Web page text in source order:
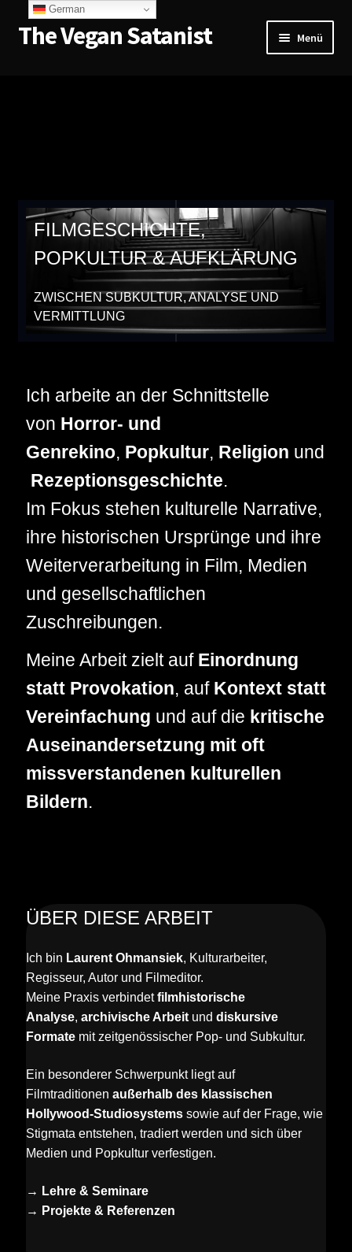
The Vegan Satanist Menü
Kontakt & Anfragen
FILMGESCHICHTE,
POPKULTUR & AUFKLÄRUNG
ZWISCHEN SUBKULTUR, ANALYSE UND
VERMITTLUNG
Ich arbeite an der Schnittstelle
von Horror- und
Genrekino, Popkultur, Religion und
Rezeptionsgeschichte.
Im Fokus stehen kulturelle Narrative,
ihre historischen Ursprünge und ihre
Weiterverarbeitung in Film, Medien
und gesellschaftlichen
Zuschreibungen.
Meine Arbeit zielt auf Einordnung
statt Provokation, auf Kontext statt
Vereinfachung und auf die kritische
Auseinandersetzung mit oft
missverstandenen kulturellen
Bildern.
ÜBER DIESE ARBEIT
Ich bin Laurent Ohmansiek, Kulturarbeiter,
Regisseur, Autor und Filmeditor.
Meine Praxis verbindetfilmhistorische
Analyse, archivische Arbeitund diskursive
Formatemit zeitgenössischer Pop- und Subkultur.
Ein besonderer Schwerpunkt liegt auf
Filmtraditionen außerhalb des klassischen
Hollywood-Studiosystemssowie auf der Frage, wie
Stigmata entstehen, tradiert werden und sich über
Medien und Popkultur verfestigen.
→ Lehre & Seminare
→ Projekte & Referenzen
German